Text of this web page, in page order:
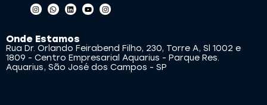
Onde Estamos
Rua Dr. Orlando Feirabend Filho, 230, Torre A, Sl 1002 e
1809 - Centro Empresarial Aquarius - Parque Res.
Aquarius, São José dos Campos - SP